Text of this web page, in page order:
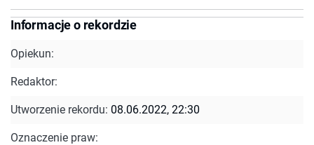
Informacje o rekordzie
Opiekun:
Redaktor:
Utworzenie rekordu: 08.06.2022, 22:30
Oznaczenie praw: